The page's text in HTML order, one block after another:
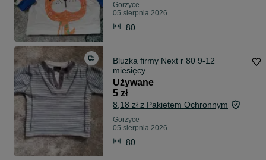
Gorzyce
05 sierpnia 2026
80
Bluzka firmy Next r 80 9-12
miesięcy
Używane
5 zł
8,18 zł z Pakietem Ochronnym
Gorzyce
05 sierpnia 2026
80